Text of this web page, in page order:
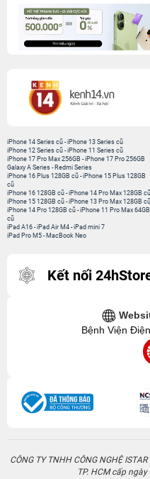
iPhone 14 Series cũ -iPhone 13 Series cũ
iPhone 12 Series cũ -iPhone 11 Series cũ
iPhone 17 Pro Max 256GB -iPhone 17 Pro 256GB
Galaxy A Series - Redmi Series
iPhone 16 Plus 128GB cũ -iPhone 15 Plus 128GB
cũ
iPhone 16 128GB cũ -iPhone 14 Pro Max 128GB cũ
iPhone 15 128GB cũ -iPhone 13 Pro Max 128GB cũ
iPhone 14 Pro 128GB cũ -iPhone 11 Pro Max 64GB
cũ
iPad A16 -iPad Air M4 -iPad mini 7
iPad Pro M5 - MacBook Neo
Kết nối
Bệnh Viện
CÔNG TY TNHH CÔNG NGHỆ
TP. HCM cấp